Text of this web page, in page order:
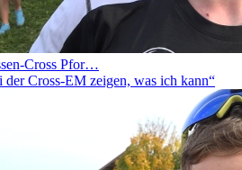
Cross Pfor…
Cross-EM zeigen, was ich kann“